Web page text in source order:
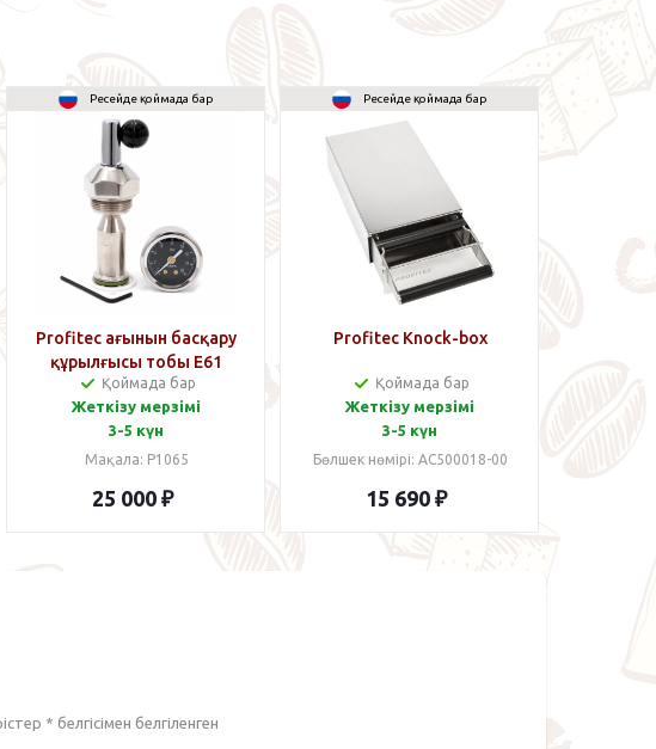
Ресейде қоймада бар
Profitec ағынын басқару
құрылғысы тобы E61
Қоймада бар
Жеткізу мерзімі
3-5 күн
Мақала: P1065
25 000 ₽
Ресейде қоймада бар
Profitec Knock-box
Қоймада бар
Жеткізу мерзімі
3-5 күн
Бөлшек нөмірі: AC500018-00
15 690 ₽
* белгісімен белгіленген